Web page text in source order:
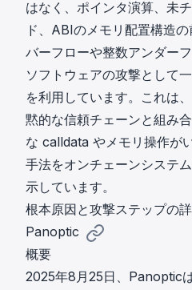
はなく、ポインタ演算、未
ド、ABIのメモリ配置構造
バーフローや整数アンダー
ソフトウェアの攻撃として
を利用しています。これは
黙的な信頼チェーンと組み
な calldata やメモリ操作が
手法をオンチェーンシステ
示しています。
根本原因と攻撃ステップの
Panoptic
概要
2025年8月25日、Panoptic